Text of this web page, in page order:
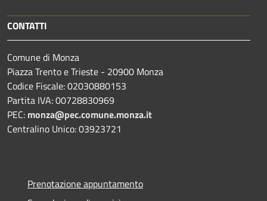
CONTATTI
Comune di Monza
Piazza Trento e Trieste - 20900 Monza
Codice Fiscale: 02030880153
Partita IVA: 00728830969
PEC: monza@pec.comune.monza.it
Centralino Unico: 03923721
Prenotazione appuntamento